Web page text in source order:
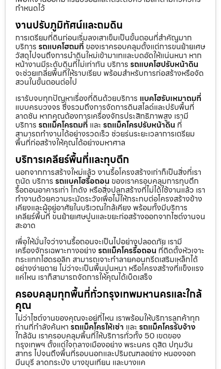
กำหนดไว้
งานปรับภูมิทัศน์และถมดิน
การเตรียมที่ดินก่อนเริ่มลงเสาเข็มเป็นขั้นตอนที่สำคัญมาก
บริการ รถแบคโฮถมที่ ของเราครอบคลุมตั้งแต่การขนย้ายเศษ
วัสดุไปจนถึงการนำดินใหม่เข้ามาเทและบดอัดให้แน่นหนา หาก
หน้างานมีระดับดินที่ไม่เท่ากัน บริการ รถแบคโฮปรับหน้าดิน
จะช่วยเกลี่ยพื้นที่ให้ราบเรียบ พร้อมสำหรับการก่อสร้างหรือจัด
สวนในขั้นตอนต่อไป
เรารับจบทุกปัญหาเรื่องที่ดินด้วยบริการ แบคโฮรับเหมาถมที่
แบบครบวงจร ซึ่งรวมถึงการจัดการดินสไลด์และปรับพื้นที่
ลาดชัน หากคุณต้องการเครื่องจักรประสิทธิภาพสูง เรามี
บริการ รถแม็คโครถมที่ และ รถแม็คโครปรับหน้าดิน ที่
สามารถทำงานได้อย่างรวดเร็ว ช่วยร่นระยะเวลาการเตรียม
พื้นที่ก่อสร้างให้คุณได้อย่างมหาศาล
บริการเคลียร์พื้นที่และทุบตึก
นอกจากการสร้างใหม่แล้ว งานรื้อโครงสร้างเก่าก็เป็นสิ่งที่เรา
ถนัด บริการ รถแบคโฮรื้อถอน ของเราครอบคลุมการทุบตึก
รื้อถอนอาคารเก่า โกดัง หรือสิ่งปลูกสร้างที่ไม่ได้ใช้งานแล้ว เรา
ทำงานด้วยความระมัดระวังเพื่อไม่ให้กระทบต่อโครงสร้างข้าง
เคียงและผู้อยู่อาศัยในบริเวณใกล้เคียง พร้อมทั้งมีบริการ
เคลียร์พื้นที่ ขนย้ายเศษปูนและขยะก่อสร้างออกจากไซต์งานจน
สะอาด
เพื่อให้มั่นใจว่างานรื้อถอนจะเป็นไปอย่างปลอดภัย เรามี
เครื่องจักรเฉพาะทางอย่าง รถแม็คโครรื้อถอน ที่ติดตั้งหัวเจาะ
กระแทกไฮดรอลิก สามารถเจาะทำลายคอนกรีตเสริมเหล็กได้
อย่างง่ายดาย ไม่ว่าจะเป็นพื้นปูนหนา หรือโครงสร้างที่แข็งแรง
แค่ไหน เราก็สามารถจัดการให้คุณได้เบ็ดเสร็จ
ครอบคลุมทุกพื้นที่ทั่วกรุงเทพมหานครและใกล้
คุณ
ไม่ว่าไซต์งานของคุณจะอยู่ที่ไหน เราพร้อมให้บริการลูกค้าทุก
ท่านที่กำลังค้นหา รถแม็คโครให้เช่า และ รถแม็คโครรับจ้าง
ใกล้ฉัน เราครอบคลุมพื้นที่ให้บริการทั่วทั้ง 50 เขตของ
กรุงเทพฯ ตั้งแต่ใจกลางเมืองอย่าง พระนคร ดุสิต ปทุมวัน
สาทร ไปจนถึงพื้นที่รอบนอกและปริมณฑลอย่าง หนองจอก
มีนบุรี ลาดกระบัง บางขุนเทียน และบางแค